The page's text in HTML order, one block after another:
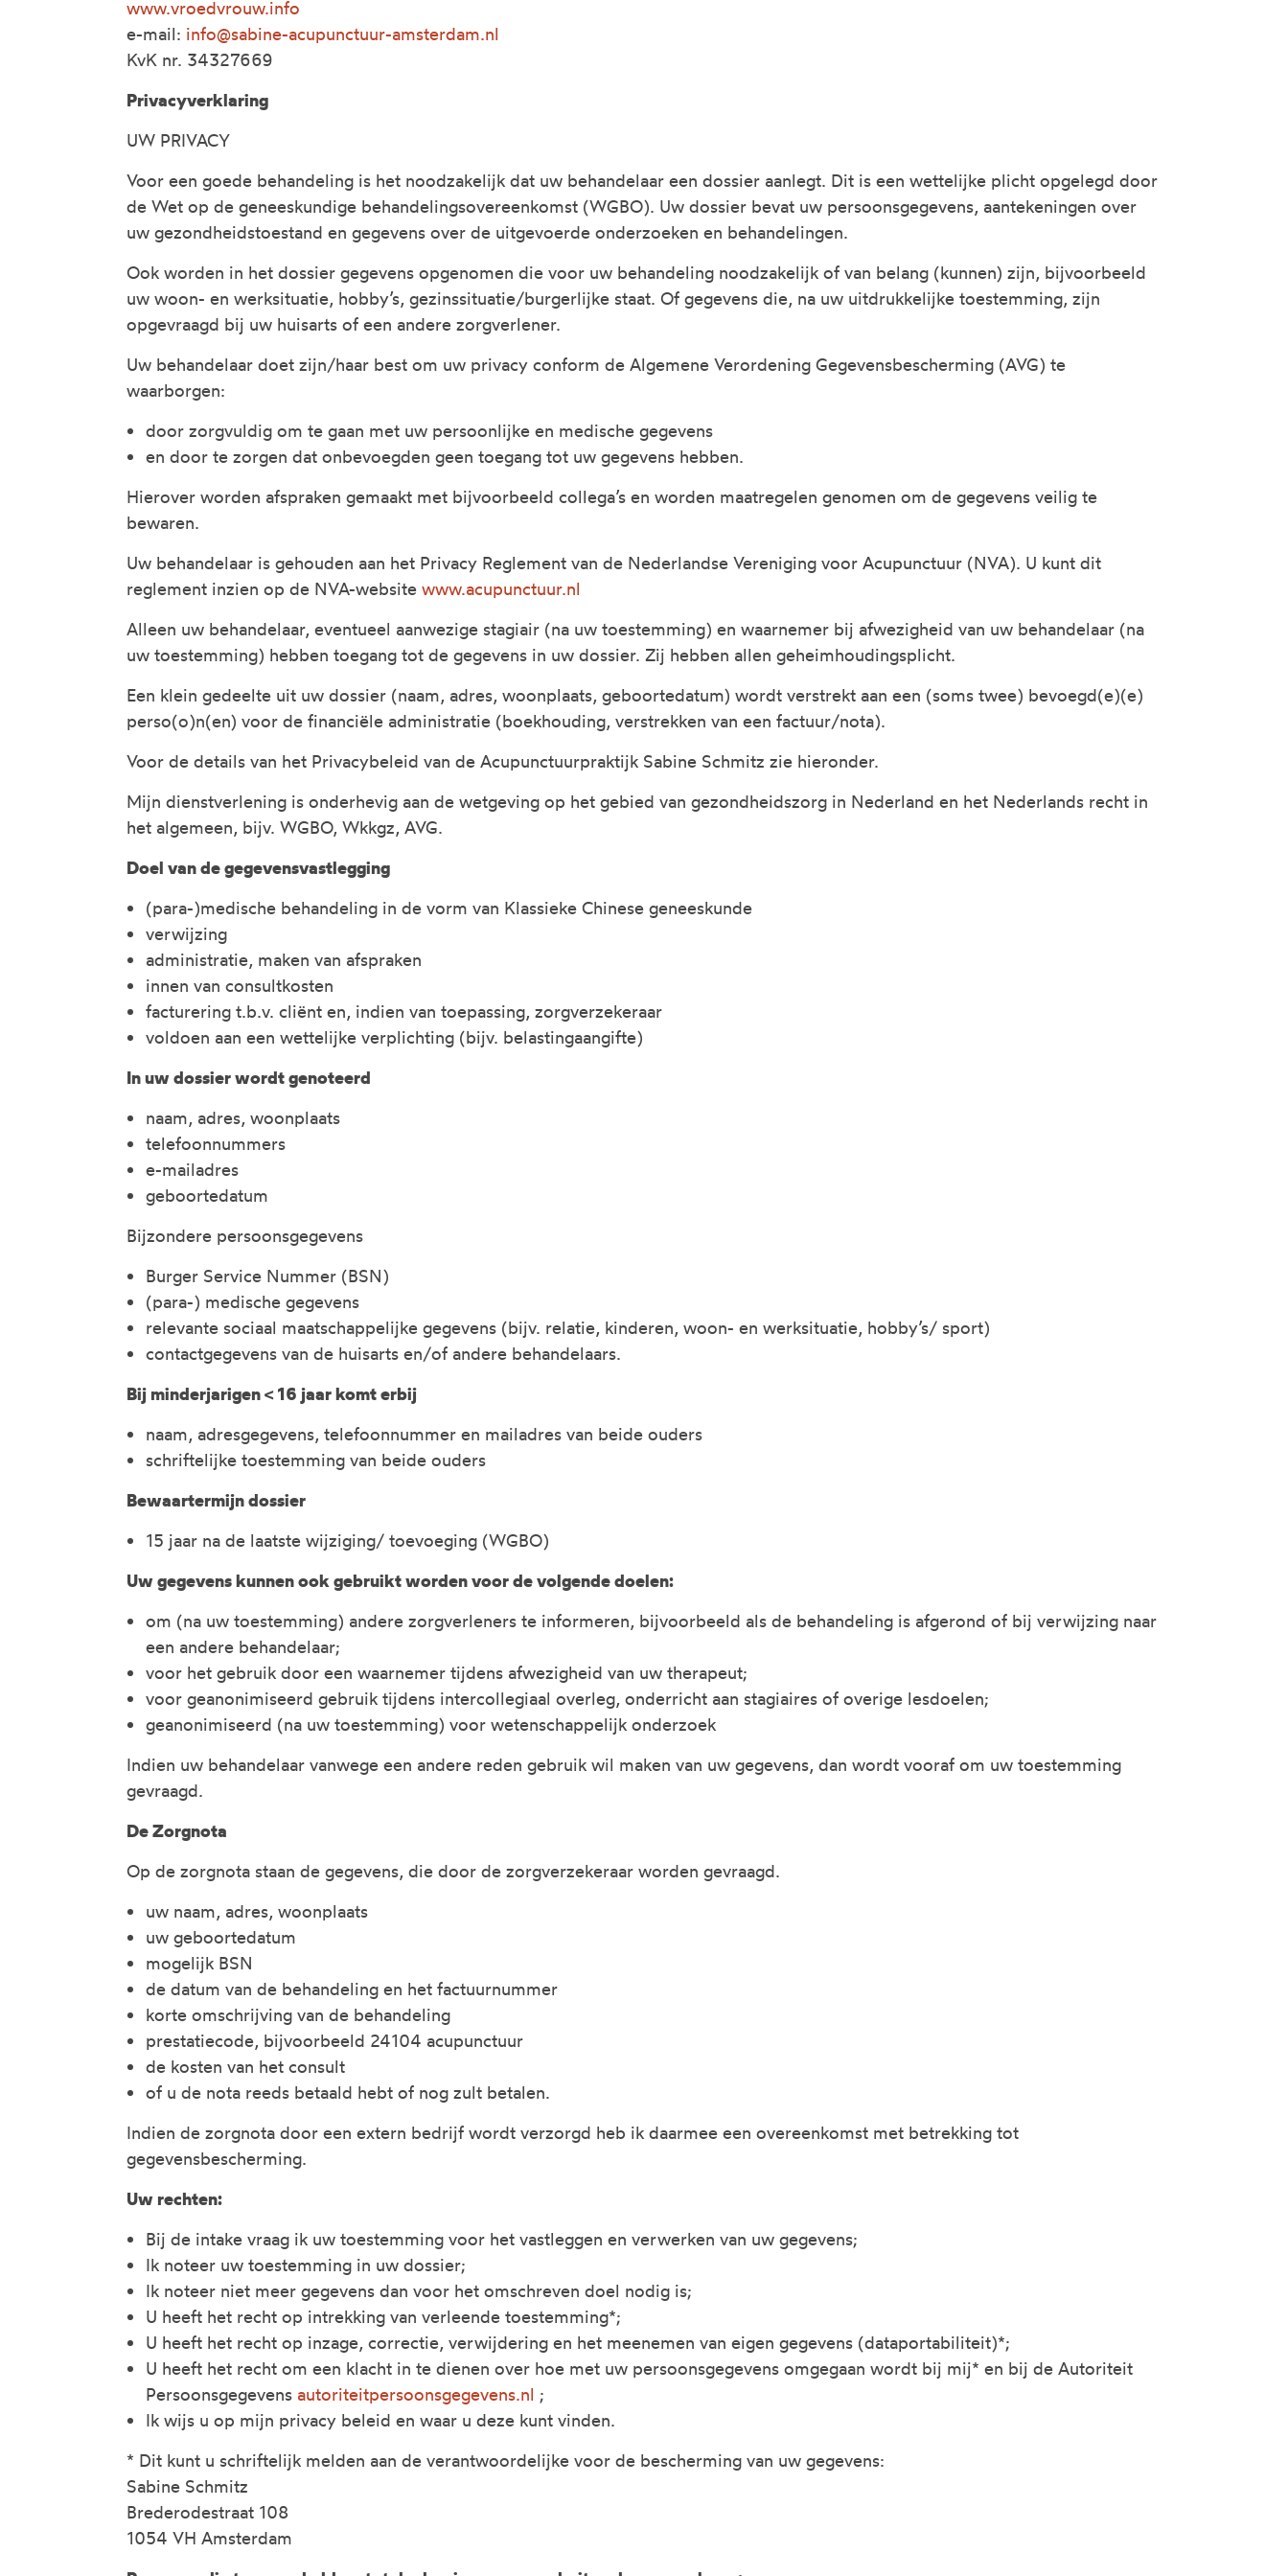
www.vroedvrouw.info
e-mail: info@sabine-acupunctuur-amsterdam.nl
KvK nr. 34327669
Privacyverklaring
UW PRIVACY
Voor een goede behandeling is het noodzakelijk dat uw behandelaar een dossier aanlegt. Dit is een wettelijke plicht opgelegd door
de Wet op de geneeskundige behandelingsovereenkomst (WGBO). Uw dossier bevat uw persoonsgegevens, aantekeningen over
uw gezondheidstoestand en gegevens over de uitgevoerde onderzoeken en behandelingen.
Ook worden in het dossier gegevens opgenomen die voor uw behandeling noodzakelijk of van belang (kunnen) zijn, bijvoorbeeld
uw woon- en werksituatie, hobby’s, gezinssituatie/burgerlijke staat. Of gegevens die, na uw uitdrukkelijke toestemming, zijn
opgevraagd bij uw huisarts of een andere zorgverlener.
Uw behandelaar doet zijn/haar best om uw privacy conform de Algemene Verordening Gegevensbescherming (AVG) te
waarborgen:
door zorgvuldig om te gaan met uw persoonlijke en medische gegevens
en door te zorgen dat onbevoegden geen toegang tot uw gegevens hebben.
Hierover worden afspraken gemaakt met bijvoorbeeld collega’s en worden maatregelen genomen om de gegevens veilig te
bewaren.
Uw behandelaar is gehouden aan het Privacy Reglement van de Nederlandse Vereniging voor Acupunctuur (NVA). U kunt dit
reglement inzien op de NVA-website www.acupunctuur.nl
Alleen uw behandelaar, eventueel aanwezige stagiair (na uw toestemming) en waarnemer bij afwezigheid van uw behandelaar (na
uw toestemming) hebben toegang tot de gegevens in uw dossier. Zij hebben allen geheimhoudingsplicht.
Een klein gedeelte uit uw dossier (naam, adres, woonplaats, geboortedatum) wordt verstrekt aan een (soms twee) bevoegd(e)(e)
perso(o)n(en) voor de financiële administratie (boekhouding, verstrekken van een factuur/nota).
Voor de details van het Privacybeleid van de Acupunctuurpraktijk Sabine Schmitz zie hieronder.
Mijn dienstverlening is onderhevig aan de wetgeving op het gebied van gezondheidszorg in Nederland en het Nederlands recht in
het algemeen, bijv. WGBO, Wkkgz, AVG.
Doel van de gegevensvastlegging
(para-)medische behandeling in de vorm van Klassieke Chinese geneeskunde
verwijzing
administratie, maken van afspraken
innen van consultkosten
facturering t.b.v. cliënt en, indien van toepassing, zorgverzekeraar
voldoen aan een wettelijke verplichting (bijv. belastingaangifte)
In uw dossier wordt genoteerd
naam, adres, woonplaats
telefoonnummers
e-mailadres
geboortedatum
Bijzondere persoonsgegevens
Burger Service Nummer (BSN)
(para-) medische gegevens
relevante sociaal maatschappelijke gegevens (bijv. relatie, kinderen, woon- en werksituatie, hobby’s/ sport)
contactgegevens van de huisarts en/of andere behandelaars.
Bij minderjarigen < 16 jaar komt erbij
naam, adresgegevens, telefoonnummer en mailadres van beide ouders
schriftelijke toestemming van beide ouders
Bewaartermijn dossier
15 jaar na de laatste wijziging/ toevoeging (WGBO)
Uw gegevens kunnen ook gebruikt worden voor de volgende doelen:
om (na uw toestemming) andere zorgverleners te informeren, bijvoorbeeld als de behandeling is afgerond of bij verwijzing naar
een andere behandelaar;
voor het gebruik door een waarnemer tijdens afwezigheid van uw therapeut;
voor geanonimiseerd gebruik tijdens intercollegiaal overleg, onderricht aan stagiaires of overige lesdoelen;
geanonimiseerd (na uw toestemming) voor wetenschappelijk onderzoek
Indien uw behandelaar vanwege een andere reden gebruik wil maken van uw gegevens, dan wordt vooraf om uw toestemming
gevraagd.
De Zorgnota
Op de zorgnota staan de gegevens, die door de zorgverzekeraar worden gevraagd.
uw naam, adres, woonplaats
uw geboortedatum
mogelijk BSN
de datum van de behandeling en het factuurnummer
korte omschrijving van de behandeling
prestatiecode, bijvoorbeeld 24104 acupunctuur
de kosten van het consult
of u de nota reeds betaald hebt of nog zult betalen.
Indien de zorgnota door een extern bedrijf wordt verzorgd heb ik daarmee een overeenkomst met betrekking tot
gegevensbescherming.
Uw rechten:
Bij de intake vraag ik uw toestemming voor het vastleggen en verwerken van uw gegevens;
Ik noteer uw toestemming in uw dossier;
Ik noteer niet meer gegevens dan voor het omschreven doel nodig is;
U heeft het recht op intrekking van verleende toestemming*;
U heeft het recht op inzage, correctie, verwijdering en het meenemen van eigen gegevens (dataportabiliteit)*;
U heeft het recht om een klacht in te dienen over hoe met uw persoonsgegevens omgegaan wordt bij mij* en bij de Autoriteit
Persoonsgegevens autoriteitpersoonsgegevens.nl ;
Ik wijs u op mijn privacy beleid en waar u deze kunt vinden.
* Dit kunt u schriftelijk melden aan de verantwoordelijke voor de bescherming van uw gegevens:
Sabine Schmitz
Brederodestraat 108
1054 VH Amsterdam